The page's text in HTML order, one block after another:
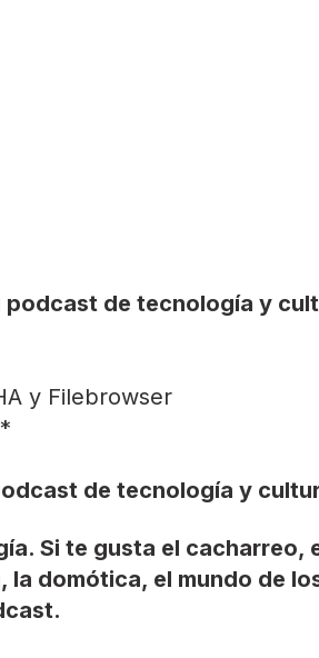
podcast de tecnología y
y Filebrowser
de tecnología y
Si te gusta el cacharreo,
la domótica, el mundo de